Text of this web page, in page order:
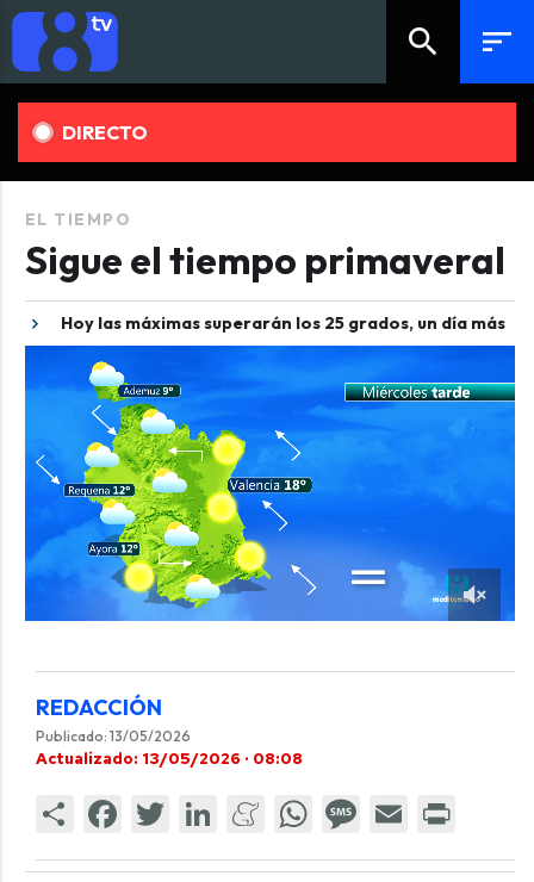
search sort
DIRECTO
EL TIEMPO
Sigue el tiempo primaveral
Hoy las máximas superarán los 25 grados, un día más
REDACCIÓN
Publicado: 13/05/2026
Actualizado: 13/05/2026 · 08:08